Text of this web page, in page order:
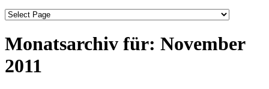
Monatsarchiv für: November
2011